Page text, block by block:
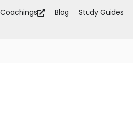
Coachings Blog Study Guides